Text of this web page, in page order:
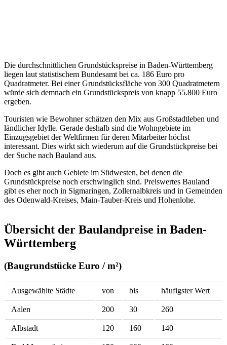
Die durchschnittlichen Grundstückspreise in Baden-Württemberg
liegen laut statistischem Bundesamt bei ca. 186 Euro pro
Quadratmeter. Bei einer Grundstücksfläche von 300 Quadratmetern
würde sich demnach ein Grundstückspreis von knapp 55.800 Euro
ergeben.
Touristen wie Bewohner schätzen den Mix aus Großstadtleben und
ländlicher Idylle. Gerade deshalb sind die Wohngebiete im
Einzugsgebiet der Weltfirmen für deren Mitarbeiter höchst
interessant. Dies wirkt sich wiederum auf die Grundstückpreise bei
der Suche nach Bauland aus.
Doch es gibt auch Gebiete im Südwesten, bei denen die
Grundstückpreise noch erschwinglich sind. Preiswertes Bauland
gibt es eher noch in Sigmaringen, Zollernalbkreis und in Gemeinden
des Odenwald-Kreises, Main-Tauber-Kreis und Hohenlohe.
Übersicht der Baulandpreise in Baden-
Württemberg
(Baugrundstücke Euro / m²)
Ausgewählte Städte von bis häufigster Wert
Aalen 200 30 260
Albstadt 120 160 140